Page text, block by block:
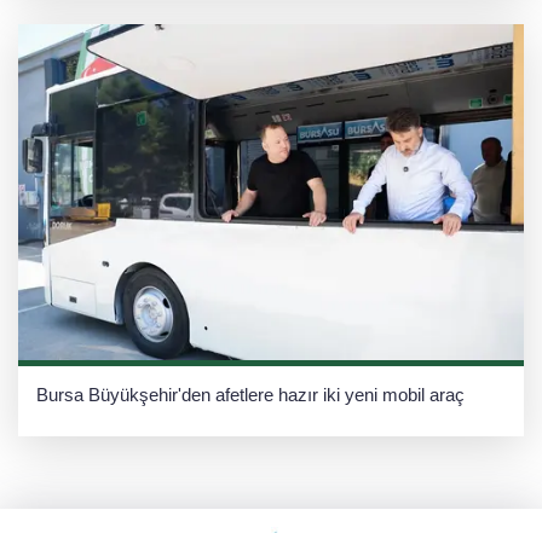
Bursa Büyükşehir'den afetlere hazır iki yeni mobil araç